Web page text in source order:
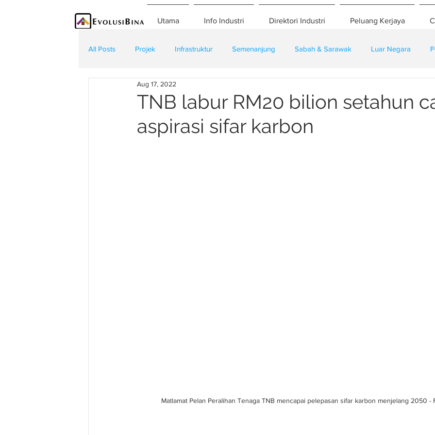
Utama Info Industri Direktori Industri Peluang Kerjaya
All Posts Projek Infrastruktur Semenanjung Sabah & Sarawak Luar Negara
Teknologi Kontraktor
TNB labur RM20 bilion setahun
aspirasi sifar karbon
Aug 17, 2022
Matlamat Pelan Peralihan Tenaga TNB mencapai pelepasan sifar karbon menjelang 2050 -